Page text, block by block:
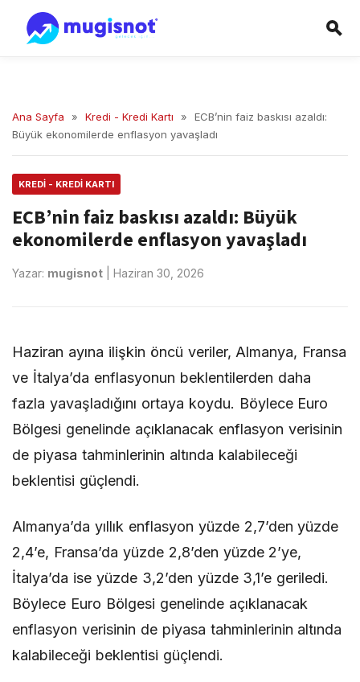
Ana Sayfa » Kredi - Kredi Kartı »
ECB’nin faiz baskısı azaldı:
Büyük ekonomilerde enflasyon yavaşladı
KREDI - KREDI KARTI
ECB’nin faiz baskısı azaldı: Büyük
ekonomilerde enflasyon yavaşladı
Yazar: mugisnot Haziran 30, 2026
Haziran ayına ilişkin öncü veriler, Almanya, Fransa
ve İtalya’da enflasyonun beklentilerden daha
fazla yavaşladığını ortaya koydu. Böylece Euro
Bölgesi genelinde açıklanacak enflasyon verisinin
de piyasa tahminlerinin altında kalabileceği
beklentisi güçlendi.
Almanya’da yıllık enflasyon yüzde 2,7’den yüzde
2,4’e, Fransa’da yüzde 2,8’den yüzde 2’ye,
İtalya’da ise yüzde 3,2’den yüzde 3,1’e geriledi.
Böylece Euro Bölgesi genelinde açıklanacak
enflasyon verisinin de piyasa tahminlerinin altında
kalabileceği beklentisi güçlendi.